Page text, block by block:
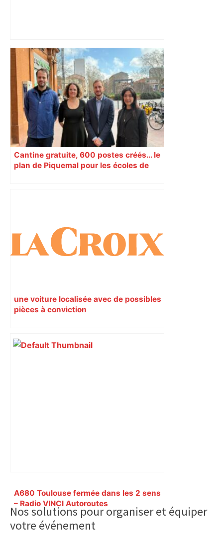
Un homme allongé sur les rails : il
meurt percuté par un train, le trafic
ferroviaire à l’arrêt dans le Lauragais,
au sud de Toulouse – ladepeche.fr
Cantine gratuite, 600 postes créés… le
plan de Piquemal pour les écoles de
une voiture localisée avec de possibles
pièces à conviction
A680 Toulouse fermée dans les 2 sens
– Radio VINCI Autoroutes
Primary
Sidebar
Nos solutions pour organiser et équiper
votre événement